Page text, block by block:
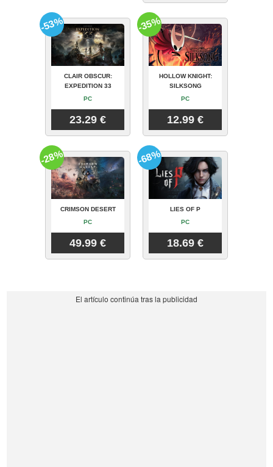
CLAIR OBSCUR:
EXPEDITION 33
PC
23.29 €
-53%
HOLLOW KNIGHT:
SILKSONG
PC
12.99 €
-35%
CRIMSON DESERT
PC
49.99 €
-28%
LIES OF P
PC
18.69 €
-68%